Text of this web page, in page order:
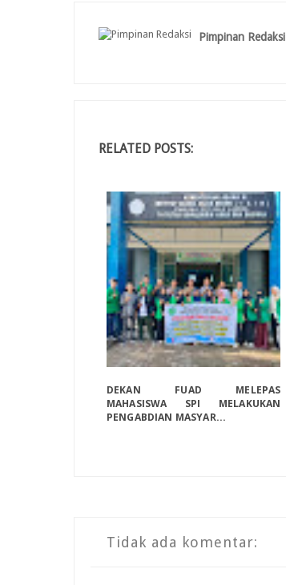
Pimpinan Redaksi
RELATED POSTS:
DEKAN FUAD MELEPAS
MAHASISWA SPI MELAKUKAN
PENGABDIAN MASYAR...
Tidak ada komentar: